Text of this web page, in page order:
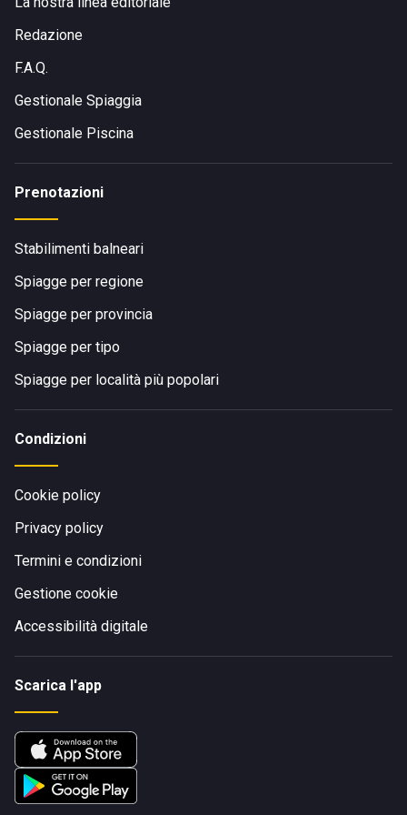
Organizzazione di eventi professionali o privati ??su
richiesta.
indimenticabile.
Supervisione fornita da bagnini per la vostra sicurezza.
Noleggio di materassi o letti per un soggiorno
rilassante giornata sulla nostra spiaggia privata.
Un canale è inoltre a vostra disposizione per facilitare il
Redazione
F.A.Q.
Gestionale Spiaggia
Gestionale Piscina
Prenotazioni
Stabilimenti balneari
Spiagge per regione
Spiagge per provincia
Spiagge per tipo
Spiagge per località più popolari
Condizioni
Cookie policy
Privacy policy
Termini e condizioni
Gestione cookie
Accessibilità digitale
Scarica l'app